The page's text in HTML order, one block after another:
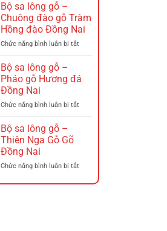
Nai
lông
Gỗ
–
Triện
Đá
Tó
Tay
Bộ sa lông gỗ –
Chuông đào gỗ Tràm
Hồng đào Đồng Nai
Chức năng bình luận bị tắtở
lông
gỗ
Chuông
Đồng
Bộ sa lông gỗ –
Pháo gỗ Hương đá
Đồng Nai
Chức năng bình luận bị tắtở
Pháo
Hương
Bộ sa lông gỗ –
Thiên Nga Gỗ Gõ
Đồng Nai
Chức năng bình luận bị tắtở
sa